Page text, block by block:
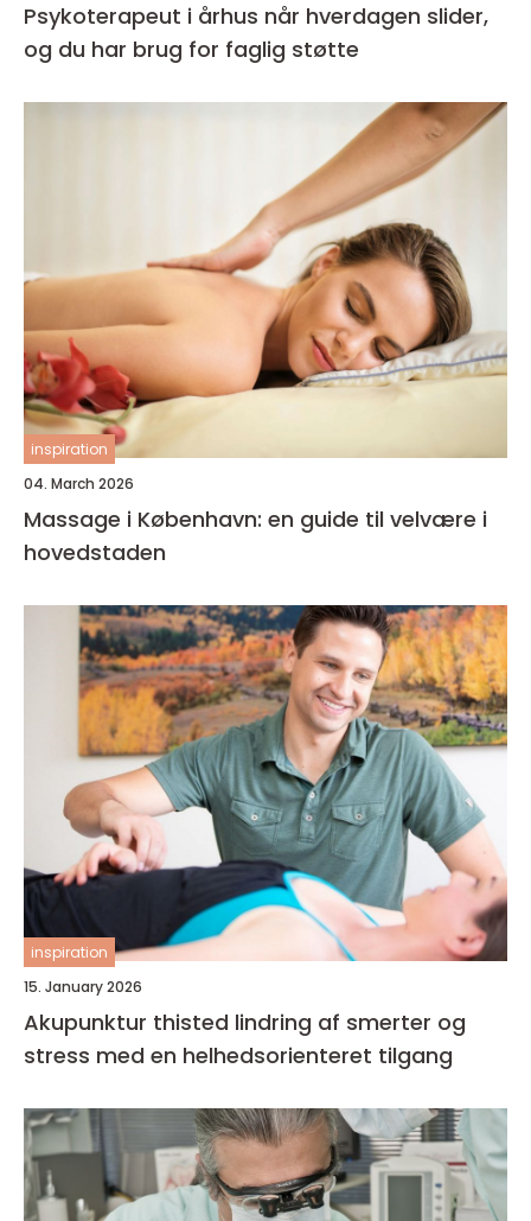
Psykoterapeut i århus når hverdagen slider,
og du har brug for faglig støtte
inspiration
04. March 2026
Massage i København: en guide til velvære i
hovedstaden
inspiration
15. January 2026
Akupunktur thisted lindring af smerter og
stress med en helhedsorienteret tilgang